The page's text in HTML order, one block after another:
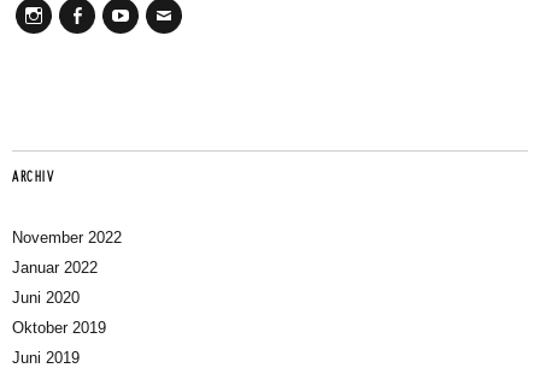
ARCHIV
November 2022
Januar 2022
Juni 2020
Oktober 2019
Juni 2019